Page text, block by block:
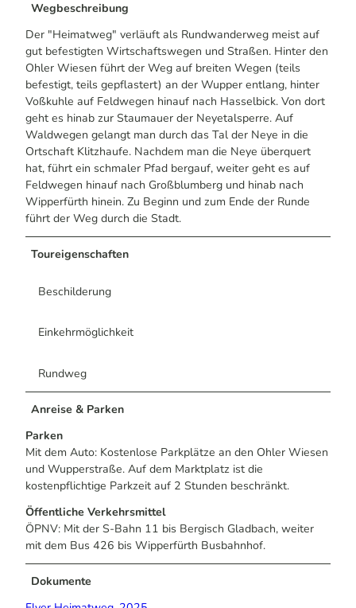
Wegbeschreibung
Der "Heimatweg" verläuft als Rundwanderweg meist auf
gut befestigten Wirtschaftswegen und Straßen. Hinter den
Ohler Wiesen führt der Weg auf breiten Wegen (teils
befestigt, teils gepflastert) an der Wupper entlang, hinter
Voßkuhle auf Feldwegen hinauf nach Hasselbick. Von dort
geht es hinab zur Staumauer der Neyetalsperre. Auf
Waldwegen gelangt man durch das Tal der Neye in die
Ortschaft Klitzhaufe. Nachdem man die Neye überquert
hat, führt ein schmaler Pfad bergauf, weiter geht es auf
Feldwegen hinauf nach Großblumberg und hinab nach
Wipperfürth hinein. Zu Beginn und zum Ende der Runde
führt der Weg durch die Stadt.
Toureigenschaften
Beschilderung
Einkehrmöglichkeit
Rundweg
Anreise & Parken
Parken
Mit dem Auto: Kostenlose Parkplätze an den Ohler Wiesen
und Wupperstraße. Auf dem Marktplatz ist die
kostenpflichtige Parkzeit auf 2 Stunden beschränkt.
Öffentliche Verkehrsmittel
ÖPNV: Mit der S-Bahn 11 bis Bergisch Gladbach, weiter
mit dem Bus 426 bis Wipperfürth Busbahnhof.
Dokumente